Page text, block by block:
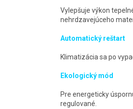
Vylepšuje výkon
nehrdzavejúceho
Automatický reštart
Klimatizácia sa po
Ekologický mód
Pre energeticky
regulované.